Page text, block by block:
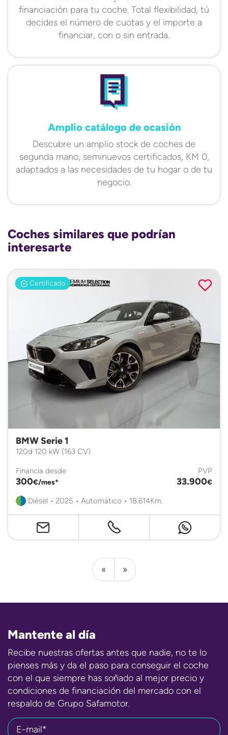
financiación para tu coche. Total flexibilidad, tú
decides el número de cuotas y el importe a
financiar, con o sin entrada.
Amplio catálogo de ocasión
Descubre un amplio stock de coches de
segunda mano, seminuevos certificados, KM 0,
adaptados a las necesidades de tu hogar o de tu
negocio.
Coches similares que podrían
interesarte
Certificado
BMW Serie 1
120d 120 kW (163 CV)
Financia desde
300€/mes*
PVP
33.900€
Diésel • 2025 • Automático • 18.614Km.
« »
Mantente al día
Recibe nuestras ofertas antes que nadie, no te lo
pienses más y da el paso para conseguir el coche
con el que siempre has soñado al mejor precio y
condiciones de financiación del mercado con el
respaldo de Grupo Safamotor.
E-mail*